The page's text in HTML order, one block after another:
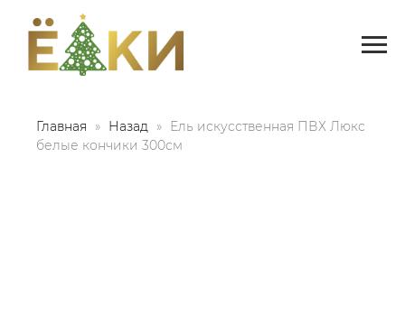
Главная Назад
Ель искусственная ПВХ Люкс
белые кончики 300см